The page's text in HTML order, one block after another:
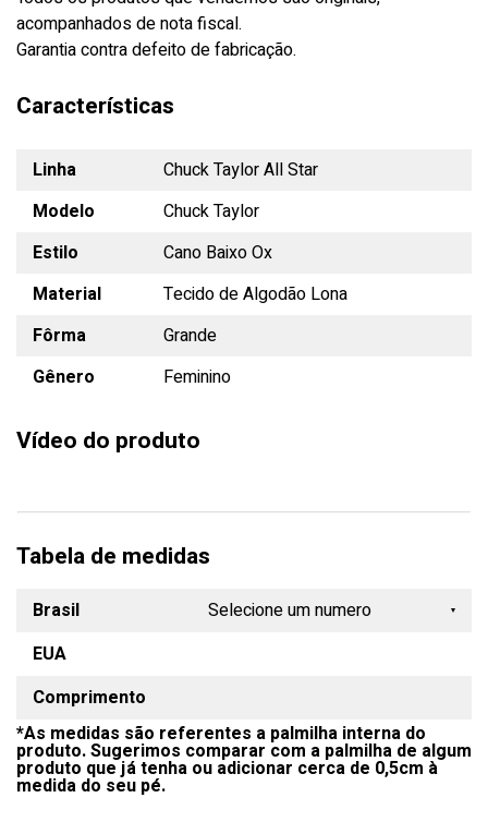
acompanhados de nota fiscal.
Garantia contra defeito de fabricação.
Características
Linha
Chuck Taylor All Star
Modelo
Chuck Taylor
Estilo
Cano Baixo Ox
Material
Tecido de Algodão Lona
Fôrma
Grande
Gênero
Feminino
Vídeo do produto
Tabela de medidas
Brasil
EUA
Comprimento
*As medidas são referentes a palmilha interna do
produto. Sugerimos comparar com a palmilha de algum
produto que já tenha ou adicionar cerca de 0,5cm à
medida do seu pé.
Selecione um numero
35